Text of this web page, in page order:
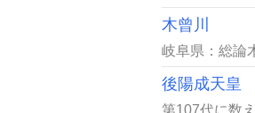
木曾川
岐阜県：総論
後陽成天皇
第107代に数